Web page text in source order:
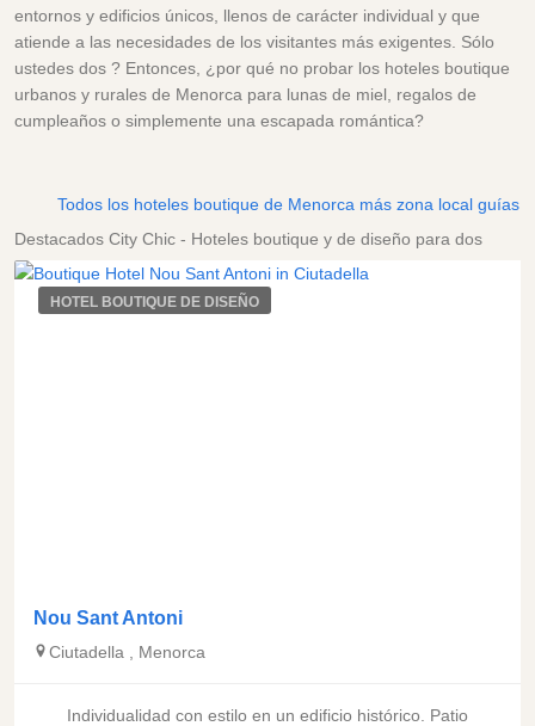
entornos y edificios únicos, llenos de carácter individual y que
atiende a las necesidades de los visitantes más exigentes. Sólo
ustedes dos ? Entonces, ¿por qué no probar los hoteles boutique
urbanos y rurales de Menorca para lunas de miel, regalos de
cumpleaños o simplemente una escapada romántica?
Todos los hoteles boutique de Menorca más zona local guías
Destacados City Chic - Hoteles boutique y de diseño para dos
HOTEL BOUTIQUE DE DISEÑO
Nou Sant Antoni
Ciutadella Menorca
Individualidad con estilo en un edificio histórico. Patio